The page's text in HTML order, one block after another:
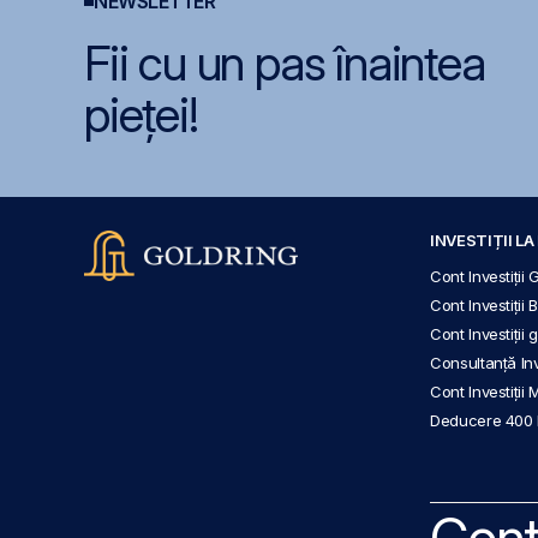
Fii cu un pas înaintea
pieței!
INVESTIȚII LA
Cont Investiții
Cont Investiții
Cont Investiții
Consultanță
Cont Investiții
Deducere 400